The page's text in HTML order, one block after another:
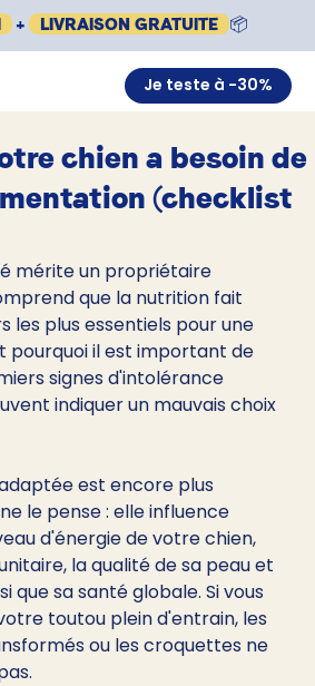
+ LIVRAISON GRATUITE 📦
Je teste à -30%
chien a besoin de
(checklist
mérite un propriétaire
que la nutrition fait
les plus essentiels pour une
pourquoi il est important de
signes d'intolérance
indiquer un mauvais choix
est encore plus
le pense : elle influence
d'énergie de votre chien,
la qualité de sa peau et
que sa santé globale. Si vous
toutou plein d'entrain, les
ou les croquettes ne